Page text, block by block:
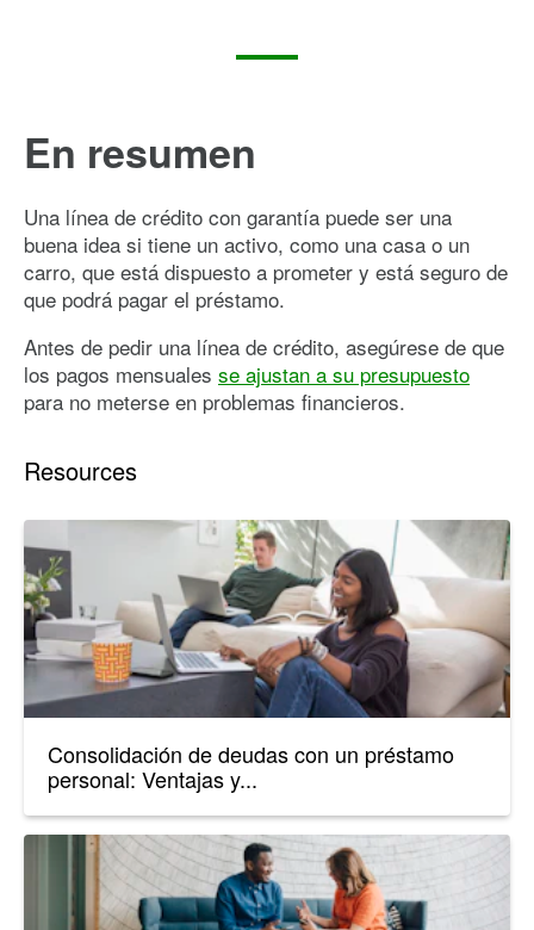
En resumen
Una línea de crédito con garantía puede ser una
buena idea si tiene un activo, como una casa o un
carro, que está dispuesto a prometer y está seguro de
que podrá pagar el préstamo.
Antes de pedir una línea de crédito, asegúrese de que
los pagos mensuales se ajustan a su presupuesto
para no meterse en problemas financieros.
Resources
Consolidación de deudas con un préstamo
personal: Ventajas y...